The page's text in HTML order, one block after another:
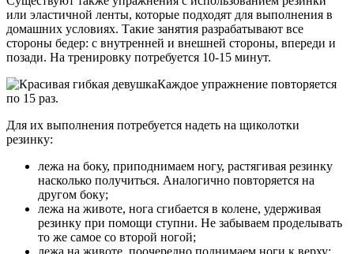
или эластичной ленты, которые подходят для выполнения в
домашних условиях. Такие занятия разрабатывают все
стороны бедер: с внутренней и внешней стороны, впереди и
позади. На тренировку потребуется 10-15 минут.
Каждое упражнение повторяется
по 15 раз.
Для их выполнения потребуется надеть на щиколотки
резинку:
лежа на боку, приподнимаем ногу, растягивая резинку
насколько получиться. Аналогично повторяется на
другом боку;
лежа на животе, нога сгибается в колене, удерживая
резинку при помощи ступни. Не забываем проделывать
то же самое со второй ногой;